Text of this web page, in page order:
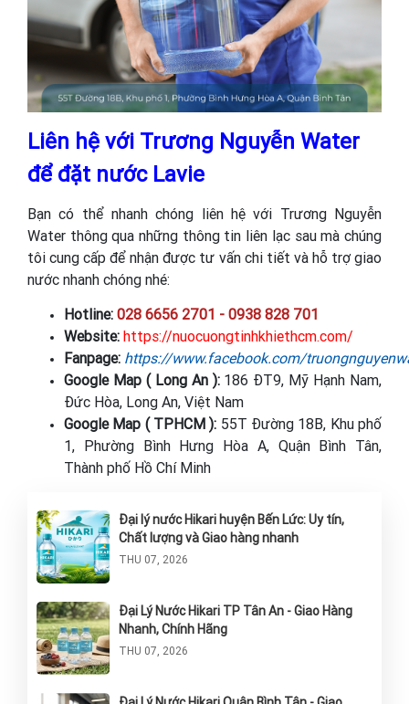
Liên hệ với Trương Nguyễn Water
để đặt nước Lavie
Bạn có thể nhanh chóng liên hệ với Trương Nguyễn
Water thông qua những thông tin liên lạc sau mà chúng
tôi cung cấp để nhận được tư vấn chi tiết và hỗ trợ giao
nước nhanh chóng nhé:
Hotline: 028 6656 2701 - 0938 828 701
Website: https://nuocuongtinhkhiethcm.com/
Fanpage: https://www.facebook.com/
Google Map ( Long An ):186 ĐT9, Mỹ Hạnh Nam,
Đức Hòa, Long An, Việt Nam
Google Map ( TPHCM ): 55T Đường 18B, Khu phố
1, Phường Bình Hưng Hòa A, Quận Bình Tân,
Thành phố Hồ Chí Minh
Đại lý nước Hikari huyện Bến Lức: Uy tín,
Chất lượng và Giao hàng nhanh
THU 07, 2026
Đại Lý Nước Hikari TP Tân An - Giao Hàng
Nhanh, Chính Hãng
THU 07, 2026